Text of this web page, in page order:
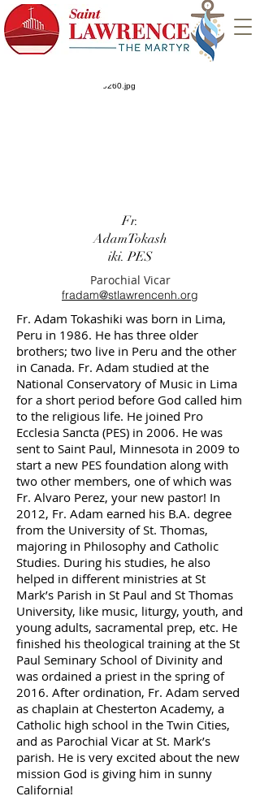
Fr.
AdamTokash
iki. PES
Parochial Vicar
fradam@stlawrencenh.org
Fr. Adam Tokashiki was born in Lima,
Peru in 1986. He has three older
brothers; two live in Peru and the other
in Canada. Fr. Adam studied at the
National Conservatory of Music in Lima
for a short period before God called him
to the religious life. He joined Pro
Ecclesia Sancta (PES) in 2006. He was
sent to Saint Paul, Minnesota in 2009 to
start a new PES foundation along with
two other members, one of which was
Fr. Alvaro Perez, your new pastor! In
2012, Fr. Adam earned his B.A. degree
from the University of St. Thomas,
majoring in Philosophy and Catholic
Studies. During his studies, he also
helped in different ministries at St
Mark’s Parish in St Paul and St Thomas
University, like music, liturgy, youth, and
young adults, sacramental prep, etc. He
finished his theological training at the St
Paul Seminary School of Divinity and
was ordained a priest in the spring of
2016. After ordination, Fr. Adam served
as chaplain at Chesterton Academy, a
Catholic high school in the Twin Cities,
and as Parochial Vicar at St. Mark’s
parish. He is very excited about the new
mission God is giving him in sunny
California!